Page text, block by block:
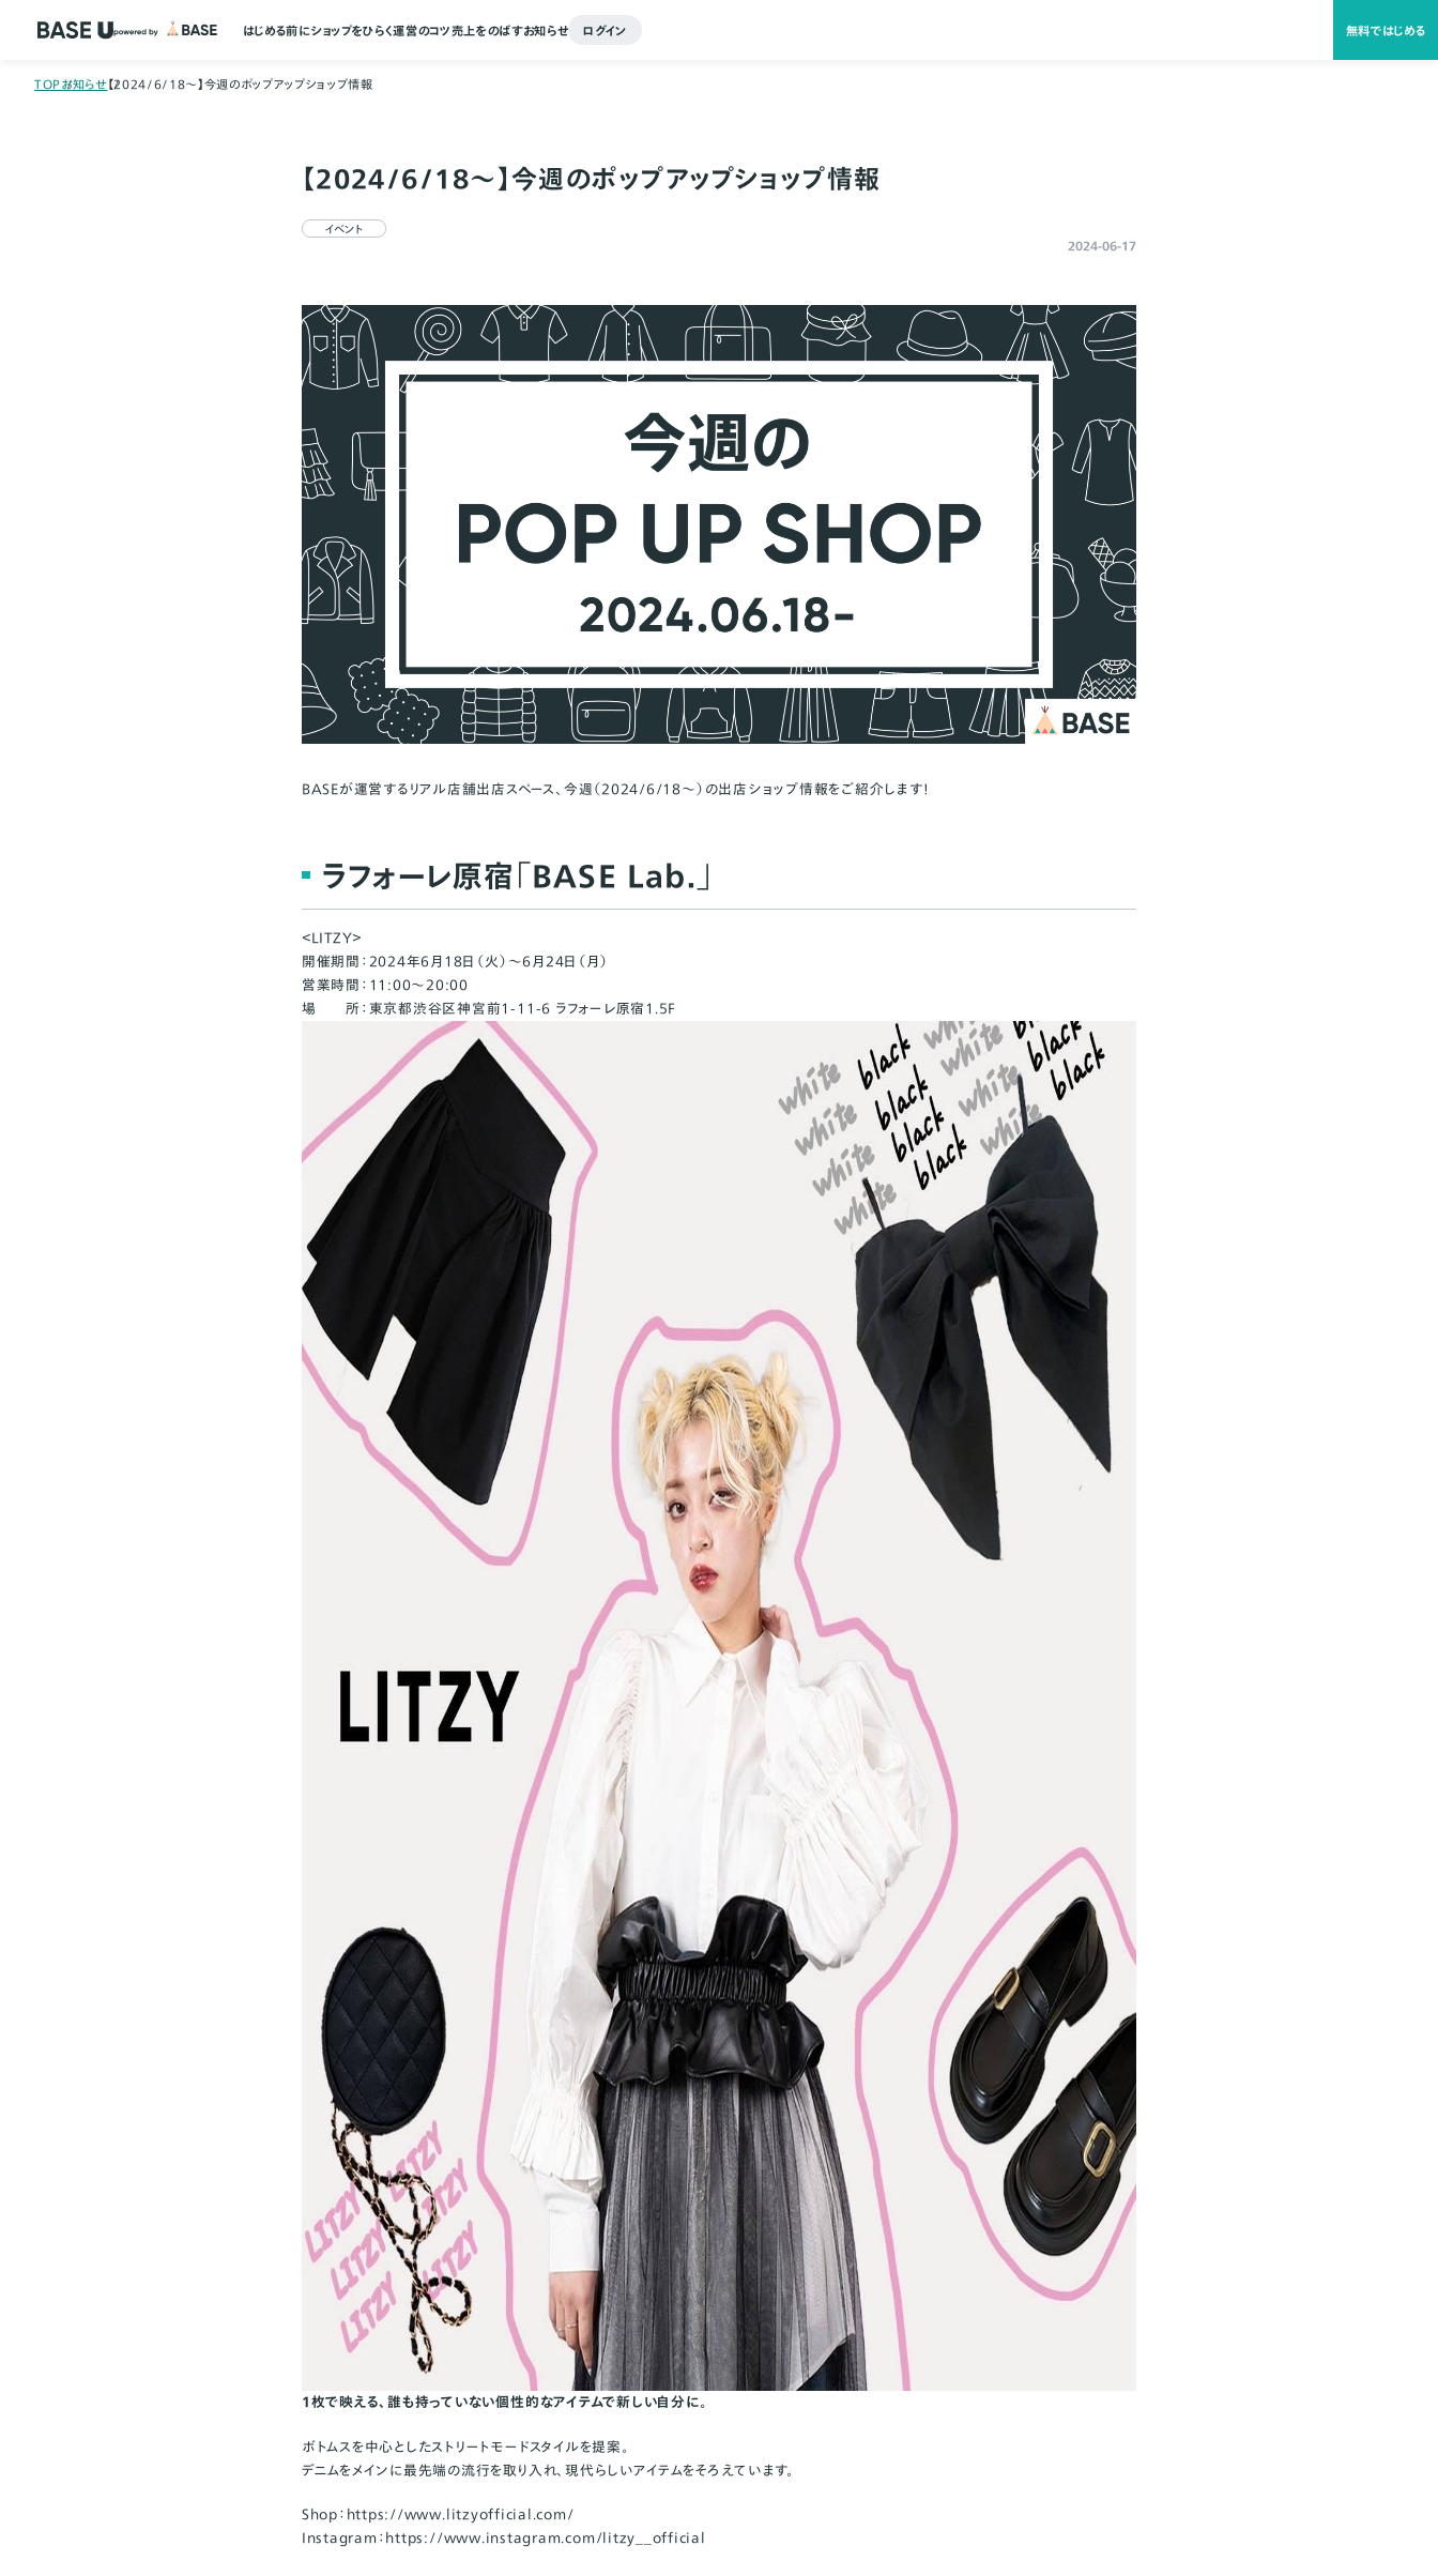
はじめる前にショップをひらく運営のコツ売上をのばすお知らせ ログイン 無料ではじめる
TOPお知らせ【2024/6/18～】今週のポップアップショップ情報
【2024/6/18～】今週のポップアップショップ情報
イベント
2024-06-17
BASEが運営するリアル店舗出店スペース、今週（2024/6/18〜）の出店ショップ情報をご紹介します！
ラフォーレ原宿「BASE Lab.」
＜LITZY＞
開催期間：2024年6月18日（火）〜6月24日（月）
営業時間：11:00～20:00
場 所：東京都渋谷区神宮前1-11-6 ラフォーレ原宿1.5F
1枚で映える、誰も持っていない個性的なアイテムで新しい自分に。
ボトムスを中心としたストリートモードスタイルを提案。
デニムをメインに最先端の流行を取り入れ、現代らしいアイテムをそろえています。
Shop： https://www.litzyofficial.com/
Instagram： https://www.instagram.com/litzy__official